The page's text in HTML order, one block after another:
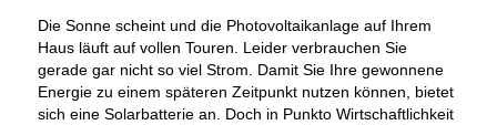
Die Sonne scheint und die Photovoltaikanlage auf Ihrem
Haus läuft auf vollen Touren. Leider verbrauchen Sie
gerade gar nicht so viel Strom. Damit Sie Ihre gewonnene
Energie zu einem späteren Zeitpunkt nutzen können, bietet
sich eine Solarbatterie an. Doch in Punkto Wirtschaftlichkeit